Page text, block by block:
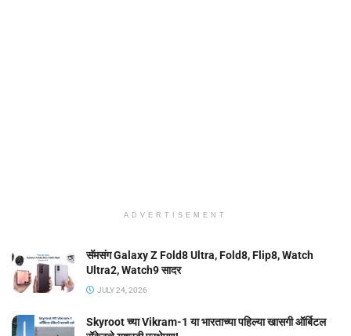
ADVERTISEMENT
सॅमसंग Galaxy Z Fold8 Ultra, Fold8, Flip8, Watch
Ultra2, Watch9 सादर
JULY 24, 2026
Skyroot च्या Vikram-1 या भारताच्या पहिल्या खासगी ऑर्बिटल